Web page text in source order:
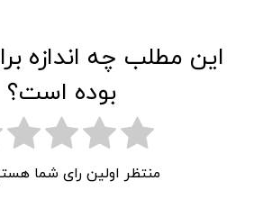
این مطلب چه اندازه
بوده است؟
منتظر اولین رای شما